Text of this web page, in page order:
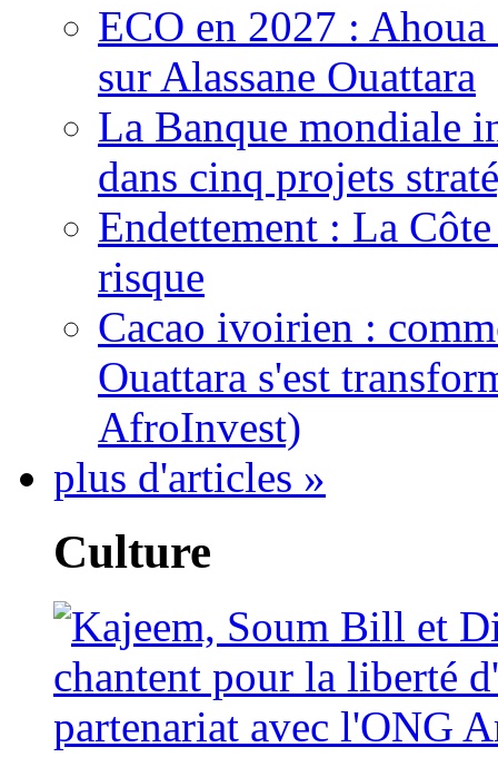
ECO en 2027 :
sur Alassane Ouattara
La Banque mondiale
dans cinq projets
Endettement : La
risque
Cacao ivoirien :
Ouattara s'est
AfroInvest)
plus d'articles »
Culture